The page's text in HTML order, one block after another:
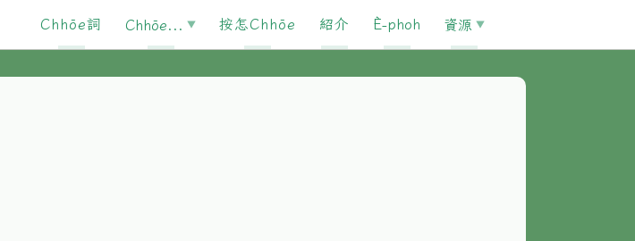
Chhōe詞 Chhōe... 按怎Chhōe 紹介 È-phoh 資源